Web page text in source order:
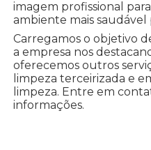
imagem profissional
ambiente mais saudável
Carregamos o objetivo
a empresa nos
oferecemos outros
limpeza terceirizada e
limpeza. Entre em
informações.